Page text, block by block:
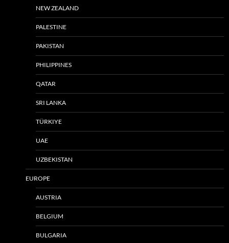
NEW ZEALAND
PALESTINE
PAKISTAN
PHILIPPINES
QATAR
SRI LANKA
TÜRKIYE
UAE
UZBEKISTAN
EUROPE
AUSTRIA
BELGIUM
BULGARIA